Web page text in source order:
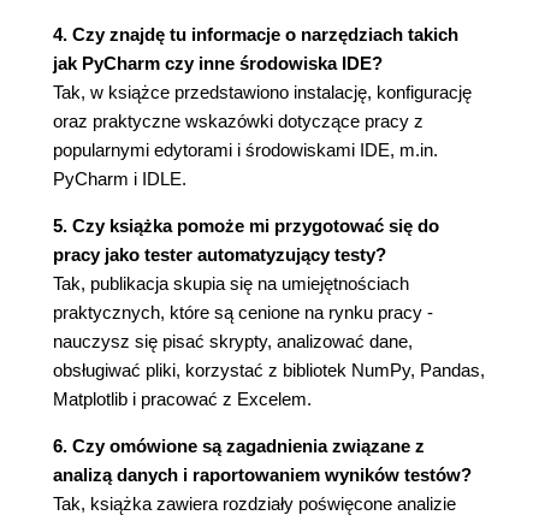
Szablon tworzenia klasy 80
Klasy w wersji "PRO" 83
Obiekty tworzone w wyniku operacji
arytmetycznych 88
Dziedziczenie bywa proste 90
Podsumowanie praktycznych celów OOP 94
Rozdział 5. Przybornik skryptologa 95
Najpierw pomyśl, potem rób! 95
Parametry skryptów 96
Parametry w wersji PRO 109
Moduły, czyli własne biblioteki 100
Scenariusze pod kontrolą 101
Interakcja z użytkownikiem 103
Menu sterujące skryptem 108
Wywołanie zewnętrznego programu w skrypcie
4. Czy znajdę tu informacje o narzędziach takich
jak PyCharm czy inne środowiska IDE?
Tak, w książce przedstawiono instalację, konfigurację
oraz praktyczne wskazówki dotyczące pracy z
popularnymi edytorami i środowiskami IDE, m.in.
PyCharm i IDLE.
5. Czy książka pomoże mi przygotować się do
pracy jako tester automatyzujący testy?
Tak, publikacja skupia się na umiejętnościach
praktycznych, które są cenione na rynku pracy -
nauczysz się pisać skrypty, analizować dane,
obsługiwać pliki, korzystać z bibliotek NumPy, Pandas,
Matplotlib i pracować z Excelem.
6. Czy omówione są zagadnienia związane z
analizą danych i raportowaniem wyników testów?
Tak, książka zawiera rozdziały poświęcone analizie